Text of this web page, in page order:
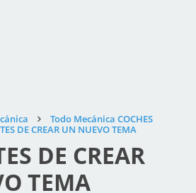
Todo Mecánica COCHES
DE CREAR UN NUEVO TEMA
DE CREAR
TEMA